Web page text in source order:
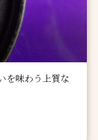
を味わう上質な